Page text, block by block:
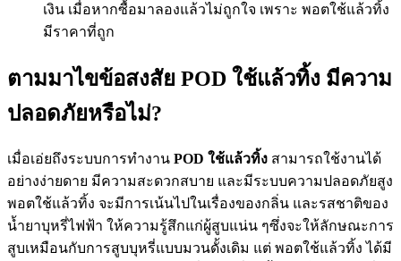
เงิน เมื่อหากซื้อมาลองแล้วไม่ถูกใจ เพราะ พอตใช้แล้วทิ้ง
มีราคาที่ถูก
ตามมาไขข้อสงสัย POD ใช้แล้วทิ้ง มีความ
ปลอดภัยหรือไม่?
เมื่อเอ่ยถึงระบบการทำงาน POD ใช้แล้วทิ้ง สามารถใช้งานได้
อย่างง่ายดาย มีความสะดวกสบาย และมีระบบความปลอดภัยสูง
พอตใช้แล้วทิ้ง จะมีการเน้นไปในเรื่องของกลิ่น และรสชาติของ
น้ำยาบุหรี่ไฟฟ้า ให้ความรู้สึกแก่ผู้สูบแน่น ๆซึ่งจะให้ลักษณะการ
สูบเหมือนกับการสูบบุหรี่แบบมวนดั้งเดิม แต่ พอตใช้แล้วทิ้ง ได้มี